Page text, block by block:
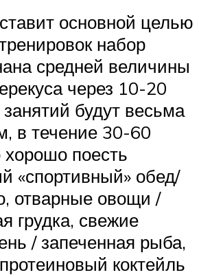
основной целью
набор
средней величины
через 10-20
будут весьма
в течение 30-60
поесть
«спортивный» обед/
отварные овощи /
грудка, свежие
/ запеченная рыба,
коктейль